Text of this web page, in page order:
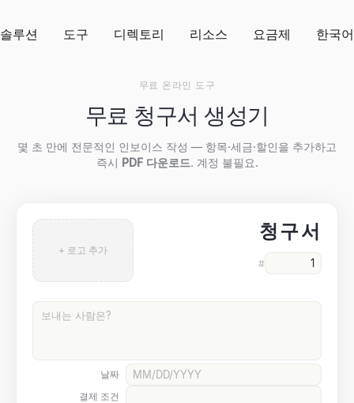
솔루션 도구 디렉토리 리소스 요금제 한국어
무료 온라인 도구
무료 청구서 생성기
몇 초 만에 전문적인 인보이스 작성 — 항목·세금·할인을 추가하고
즉시 PDF 다운로드. 계정 불필요.
+ 로고 추가
청구서
#
날짜
결제 조건